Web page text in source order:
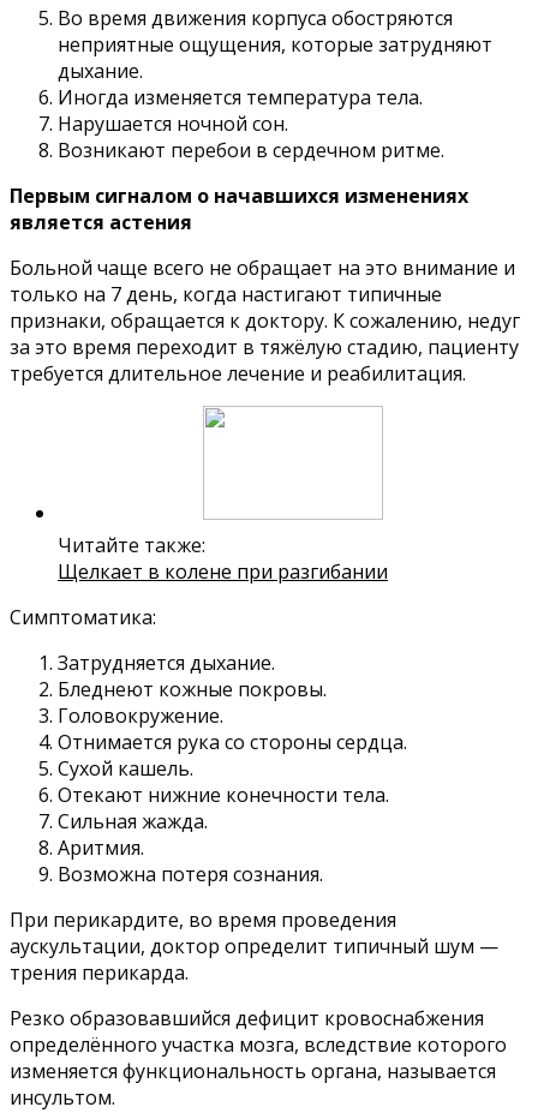
Во время движения корпуса обостряются
неприятные ощущения, которые затрудняют
дыхание.
Иногда изменяется температура тела.
Нарушается ночной сон.
Возникают перебои в сердечном ритме.
Первым сигналом о начавшихся изменениях
является астения
Больной чаще всего не обращает на это внимание и
только на 7 день, когда настигают типичные
признаки, обращается к доктору. К сожалению, недуг
за это время переходит в тяжёлую стадию, пациенту
требуется длительное лечение и реабилитация.
Читайте также:
Щелкает в колене при разгибании
Симптоматика:
Затрудняется дыхание.
Бледнеют кожные покровы.
Головокружение.
Отнимается рука со стороны сердца.
Сухой кашель.
Отекают нижние конечности тела.
Сильная жажда.
Аритмия.
Возможна потеря сознания.
При перикардите, во время проведения
аускультации, доктор определит типичный шум —
трения перикарда.
Резко образовавшийся дефицит кровоснабжения
определённого участка мозга, вследствие которого
изменяется функциональность органа, называется
инсультом.